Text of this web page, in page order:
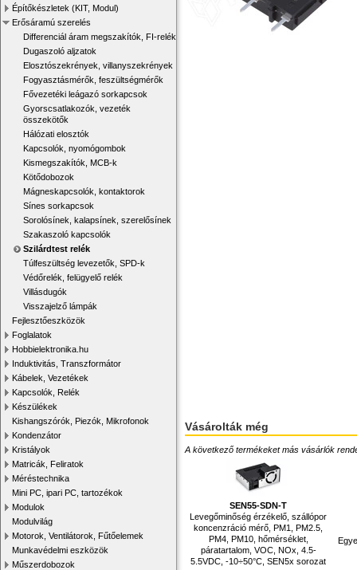
Építőkészletek (KIT, Modul)
Erősáramú szerelés
Differenciál áram megszakítók, FI-relék
Dugaszoló aljzatok
Elosztószekrények, villanyszekrények
Fogyasztásmérők, feszültségmérők
Fővezetéki leágazó sorkapcsok
Gyorscsatlakozók, vezeték
összekötők
Hálózati elosztók
Kapcsolók, nyomógombok
Kismegszakítók, MCB-k
Kötődobozok
Mágneskapcsolók, kontaktorok
Sínes sorkapcsok
Sorolósínek, kalapsínek, szerelősínek
Szakaszoló kapcsolók
Szilárdtest relék
Túlfeszültség levezetők, SPD-k
Védőrelék, felügyelő relék
Villásdugók
Visszajelző lámpák
Fejlesztőeszközök
Foglalatok
Hobbielektronika.hu
Induktivitás, Transzformátor
Kábelek, Vezetékek
Kapcsolók, Relék
Készülékek
Kishangszórók, Piezók, Mikrofonok
Kondenzátor
Kristályok
Matricák, Feliratok
Méréstechnika
Mini PC, ipari PC, tartozékok
Modulok
Modulvilág
Motorok, Ventilátorok, Fűtőelemek
Munkavédelmi eszközök
Műszerdobozok
Vásárolták még
A következő termékeket más vásárlók
SEN55-SDN-T
Levegőminőség érzékelő, szállópor
koncenzráció mérő, PM1, PM2.5,
PM4, PM10, hőmérséklet,
páratartalom, VOC, NOx, 4.5-
5.5VDC, -10÷50°C, SEN5x sorozat